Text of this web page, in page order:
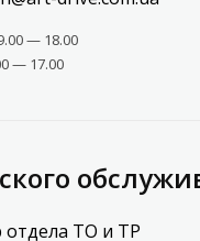
— 18.00
— 17.00
отдела ТО и ТР